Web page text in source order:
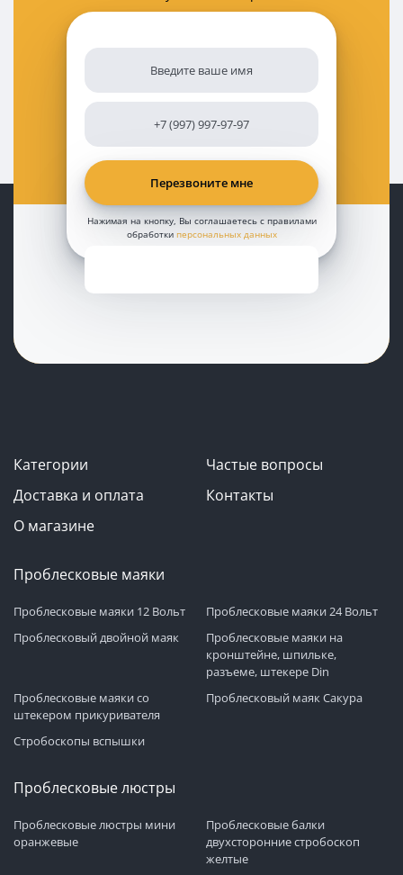
Нажимая на кнопку, Вы соглашаетесь с правилами
обработки персональных данных
Категории
Частые вопросы
Доставка и оплата
Контакты
О магазине
Проблесковые маяки
Проблесковые маяки 12 Вольт
Проблесковые маяки 24 Вольт
Проблесковый двойной маяк
Проблесковые маяки на
кронштейне, шпильке,
разъеме, штекере Din
Проблесковые маяки со
штекером прикуривателя
Проблесковый маяк Сакура
Стробоскопы вспышки
Проблесковые люстры
Проблесковые люстры мини
оранжевые
Проблесковые балки
двухсторонние стробоскоп
желтые